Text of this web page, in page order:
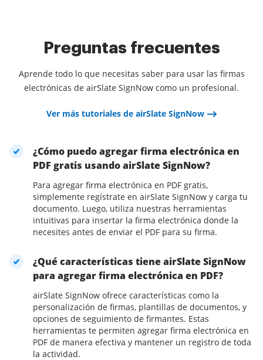
Preguntas frecuentes
Aprende todo lo que necesitas saber para usar las firmas
electrónicas de airSlate SignNow como un profesional.
Ver más tutoriales de airSlate SignNow
¿Cómo puedo agregar firma electrónica en
PDF gratis usando airSlate SignNow?
Para agregar firma electrónica en PDF gratis,
simplemente regístrate en airSlate SignNow y carga tu
documento. Luego, utiliza nuestras herramientas
intuitivas para insertar la firma electrónica donde la
necesites antes de enviar el PDF para su firma.
¿Qué características tiene airSlate SignNow
para agregar firma electrónica en PDF?
airSlate SignNow ofrece características como la
personalización de firmas, plantillas de documentos, y
opciones de seguimiento de firmantes. Estas
herramientas te permiten agregar firma electrónica en
PDF de manera efectiva y mantener un registro de toda
la actividad.